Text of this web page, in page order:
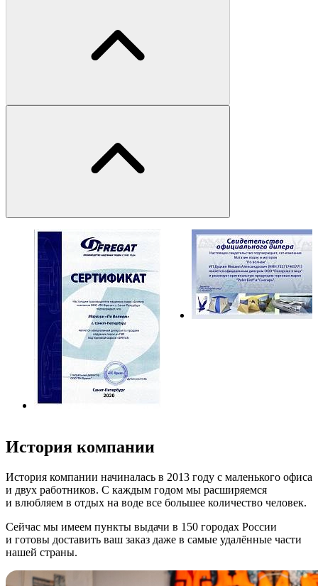
История компании
История компании начиналась в 2013 году с маленького офиса
и двух работников. С каждым годом мы расширяемся
и влюбляем в отдых на воде все большее количество человек.
Сейчас мы имеем пункты выдачи в 150 городах России
и готовы доставить ваш заказ даже в самые удалённые части
нашей страны.